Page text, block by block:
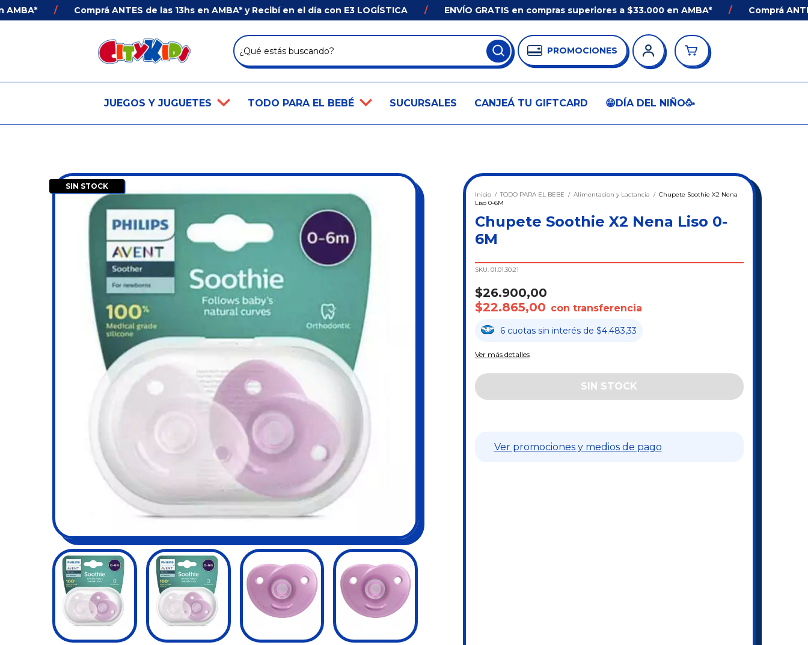
/ Comprá ANTES de las 13hs en AMBA* y Recibí en el día con E3 LOGÍSTICA / ENVÍO GRATIS en compras superiores a $33.000 en AMBA* / Comprá ANTES
PROMOCIONES
JUEGOS Y JUGUETES TODO PARA EL BEBÉ SUCURSALES CANJEÁ TU GIFTCARD 😁DÍA DEL NIÑO🥳
SIN STOCK
Inicio / TODO PARA EL BEBE / Alimentacion y Lactancia / Chupete Soothie X2 Nena
Liso 0-6M
Chupete Soothie X2 Nena Liso 0-
6M
SKU: 01.01.30.21
$26.900,00
$22.865,00 con transferencia
6 cuotas sin interés de $4.483,33
Ver más detalles
Ver promociones y medios de pago